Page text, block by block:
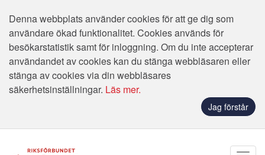
Denna webbplats använder cookies för att ge dig som
användare ökad funktionalitet. Cookies används för
besökarstatistik samt för inloggning. Om du inte accepterar
användandet av cookies kan du stänga webbläsaren eller
stänga av cookies via din webbläsares
säkerhetsinställningar. Läs mer.
Jag förstår